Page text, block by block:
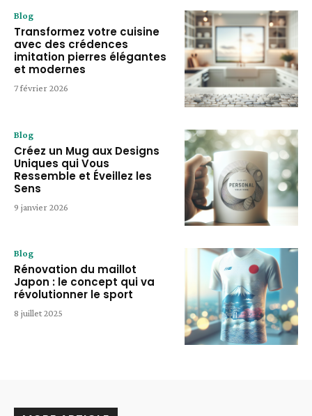
Blog
Transformez votre cuisine
avec des crédences
imitation pierres élégantes
et modernes
7 février 2026
Blog
Créez un Mug aux Designs
Uniques qui Vous
Ressemble et Éveillez les
Sens
9 janvier 2026
Blog
Rénovation du maillot
Japon : le concept qui va
révolutionner le sport
8 juillet 2025